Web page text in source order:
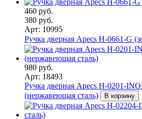
460 руб.
380 руб.
Арт: 10995
Ручка дверная Apecs H-0661-G
980 руб.
Арт: 18493
Ручка дверная Apecs H-0201-
(нержавеющая сталь)
В корзину